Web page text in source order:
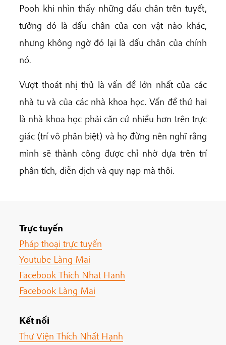
Pooh khi nhìn thấy những dấu chân trên tuyết,
tưởng đó là dấu chân của con vật nào khác,
nhưng không ngờ đó lại là dấu chân của chính
nó.
Vượt thoát nhị thủ là vấn đề lớn nhất của các
nhà tu và của các nhà khoa học. Vấn đề thứ hai
là nhà khoa học phải căn cứ nhiều hơn trên trực
giác (trí vô phân biệt) và họ đừng nên nghĩ rằng
mình sẽ thành công được chỉ nhờ dựa trên trí
phân tích, diễn dịch và quy nạp mà thôi.
Trực tuyến
Pháp thoại trực tuyến
Youtube Làng Mai
Facebook Thich Nhat Hanh
Facebook Làng Mai
Kết nối
Thư Viện Thích Nhất Hạnh